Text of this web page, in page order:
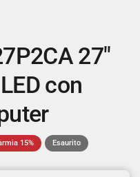
27"
con
15% Esaurito